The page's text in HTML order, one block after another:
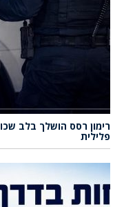
רימון רסס הושלך בלב
פלילית